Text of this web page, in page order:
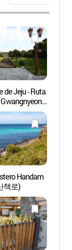
de Jeju - Ruta
레 16코스]
레)
Handam
책로)